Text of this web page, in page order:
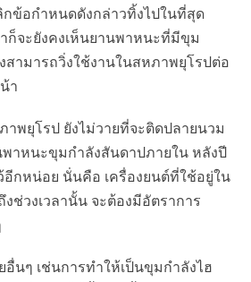
กข้อกำหนดดังกล่าวทิ้งไปในที่สุด
ก็จะยังคงเห็นยานพาหนะที่มีขุม
สามารถวิ่งใช้งานในสหภาพยุโรปต่อ
า
พยุโรป ยังไม่วายที่จะติดปลายนวม
พาหนะขุมกำลังสันดาปภายใน หลังปี
อีกหน่อย นั่นคือ เครื่องยนต์ที่ใช้อยู่ใน
ช่วงเวลานั้น จะต้องมีอัตราการ
นๆ เช่นการทำให้เป็นขุมกำลังไฮ